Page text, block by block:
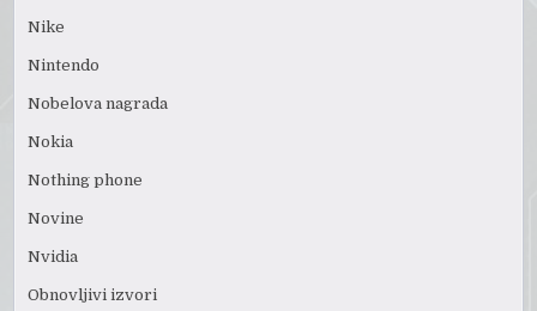
Nike
Nintendo
Nobelova nagrada
Nokia
Nothing phone
Novine
Nvidia
Obnovljivi izvori